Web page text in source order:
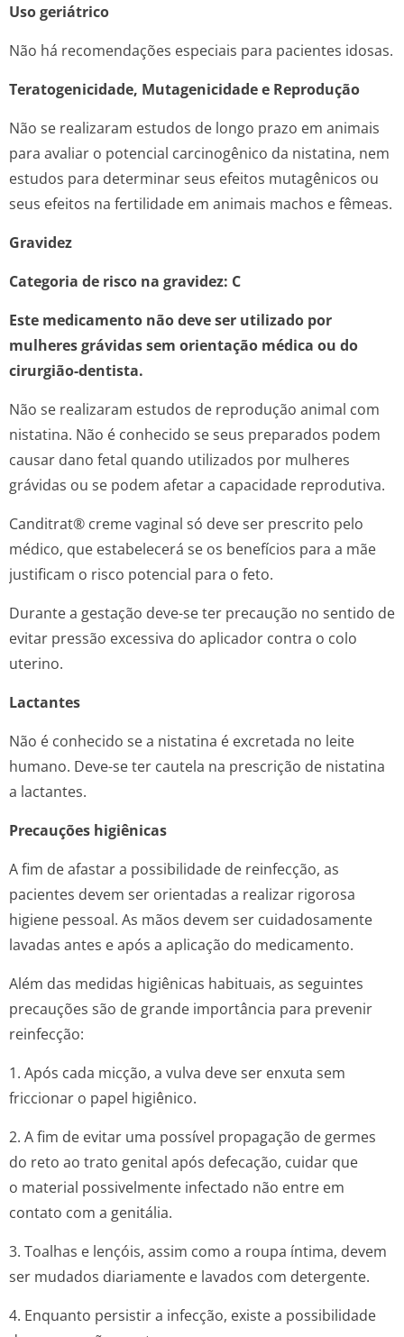
Uso geriátrico
Não há recomendações especiais para pacientes idosas.
Teratogenicidade, Mutagenicidade e Reprodução
Não se realizaram estudos de longo prazo em animais
para avaliar o potencial carcinogênico da nistatina, nem
estudos para determinar seus efeitos mutagênicos ou
seus efeitos na fertilidade em animais machos e fêmeas.
Gravidez
Categoria de risco na gravidez: C
Este medicamento não deve ser utilizado por
mulheres grávidas sem orientação médica ou do
cirurgião-dentista.
Não se realizaram estudos de reprodução animal com
nistatina. Não é conhecido se seus preparados podem
causar dano fetal quando utilizados por mulheres
grávidas ou se podem afetar a capacidade reprodutiva.
Canditrat® creme vaginal só deve ser prescrito pelo
médico, que estabelecerá se os benefícios para a mãe
justificam o risco potencial para o feto.
Durante a gestação deve-se ter precaução no sentido de
evitar pressão excessiva do aplicador contra o colo
uterino.
Lactantes
Não é conhecido se a nistatina é excretada no leite
humano. Deve-se ter cautela na prescrição de nistatina
a lactantes.
Precauções higiênicas
A fim de afastar a possibilidade de reinfecção, as
pacientes devem ser orientadas a realizar rigorosa
higiene pessoal. As mãos devem ser cuidadosamente
lavadas antes e após a aplicação do medicamento.
Além das medidas higiênicas habituais, as seguintes
precauções são de grande importância para prevenir
reinfecção:
1. Após cada micção, a vulva deve ser enxuta sem
friccionar o papel higiênico.
2. A fim de evitar uma possível propagação de germes
do reto ao trato genital após defecação, cuidar que
o material possivelmente infectado não entre em
contato com a genitália.
3. Toalhas e lençóis, assim como a roupa íntima, devem
ser mudados diariamente e lavados com detergente.
4. Enquanto persistir a infecção, existe a possibilidade